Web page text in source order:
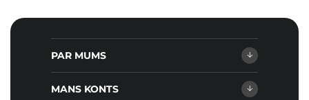
PAR MUMS
MANS KONTS